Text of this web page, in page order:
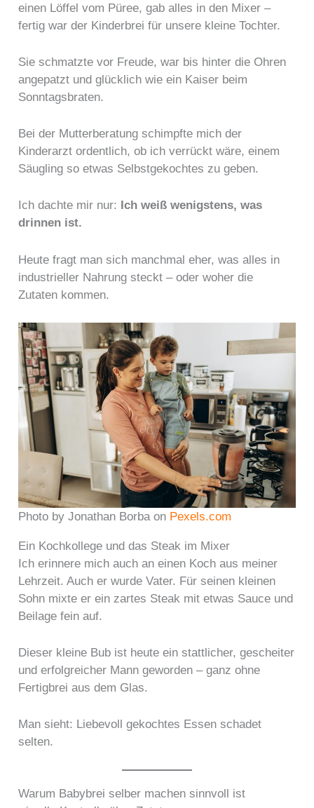
einen Löffel vom Püree, gab alles in den Mixer –
fertig war der Kinderbrei für unsere kleine Tochter.
Sie schmatzte vor Freude, war bis hinter die Ohren
angepatzt und glücklich wie ein Kaiser beim
Sonntagsbraten.
Bei der Mutterberatung schimpfte mich der
Kinderarzt ordentlich, ob ich verrückt wäre, einem
Säugling so etwas Selbstgekochtes zu geben.
Ich dachte mir nur:
Ich weiß wenigstens, was
drinnen ist.
Heute fragt man sich manchmal eher, was alles in
industrieller Nahrung steckt – oder woher die
Zutaten kommen.
Photo by Jonathan Borba on Pexels.com
Ein Kochkollege und das Steak im Mixer
Ich erinnere mich auch an einen Koch aus meiner
Lehrzeit. Auch er wurde Vater. Für seinen kleinen
Sohn mixte er ein zartes Steak mit etwas Sauce und
Beilage fein auf.
Dieser kleine Bub ist heute ein stattlicher, gescheiter
und erfolgreicher Mann geworden – ganz ohne
Fertigbrei aus dem Glas.
Man sieht: Liebevoll gekochtes Essen schadet
selten.
Warum Babybrei selber machen sinnvoll ist